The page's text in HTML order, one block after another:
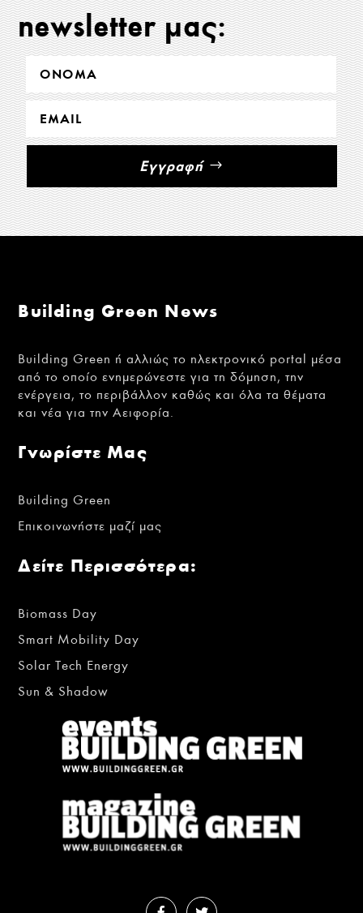
newsletter μας:
Εγγραφή
Building Green News
Building Green ή αλλιώς το ηλεκτρονικό portal μέσα
από το οποίο ενημερώνεστε για τη δόμηση, την
ενέργεια, το περιβάλλον καθώς και όλα τα θέματα
και νέα για την Αειφορία.
Γνωρίστε Μας
Building Green
Επικοινωνήστε μαζί μας
Δείτε Περισσότερα:
Biomass Day
Smart Mobility Day
Solar Tech Energy
Sun & Shadow